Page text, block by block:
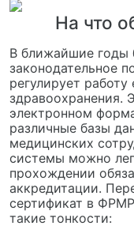
На что
В ближайшие годы
законодательное
регулирует
здравоохранения.
электронном
различные базы
медицинских
системы можно
прохождении
аккредитации.
сертификат в
такие тонкости: